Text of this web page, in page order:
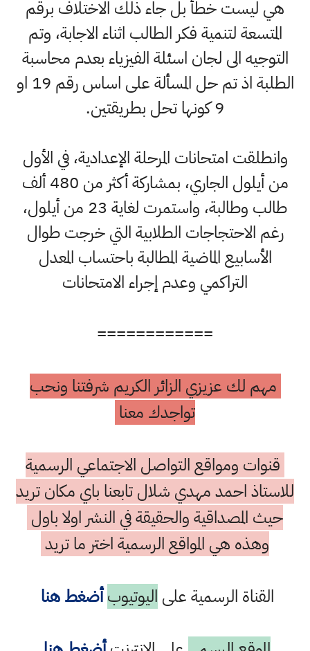
هي ليست خطأ بل جاء ذلك الاختلاف برقم
المتسعة لتنمية فكر الطالب اثناء الاجابة، وتم
التوجيه الى لجان اسئلة الفيزياء بعدم محاسبة
الطلبة اذ تم حل المسألة على اساس رقم 19 او
9 كونها تحل بطريقتين.
وانطلقت امتحانات المرحلة الإعدادية، في الأول
من أيلول الجاري، بمشاركة أكثر من 480 ألف
طالب وطالبة، واستمرت لغاية 23 من أيلول،
رغم الاحتجاجات الطلابية التي خرجت طوال
الأسابيع الماضية المطالبة باحتساب المعدل
التراكمي وعدم إجراء الامتحانات
============
مهم لك عزيزي الزائر الكريم شرفتنا ونحب
تواجدك معنا
قنوات ومواقع التواصل الاجتماعي الرسمية
للاستاذ احمد مهدي شلال تابعنا باي مكان تريد
حيث المصداقية والحقيقة في النشر اولا باول
وهذه هي المواقع الرسمية اختر ما تريد
القناة الرسمية على اليوتيوب أضغط هنا